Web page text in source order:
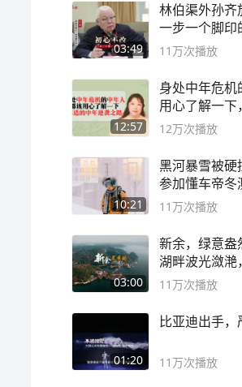
03:49
林伯渠外孙齐
一步一个脚印
论坛
11万次播放
12:57
身处中年危机
用心了解一下
袭之路
12万次播放
10:21
黑河暴雪被硬
参加懂车帝冬
11万次播放
03:00
新余，绿意盎
湖畔波光潋滟
深邃……
11万次播放
01:20
比亚迪出手，
11万次播放